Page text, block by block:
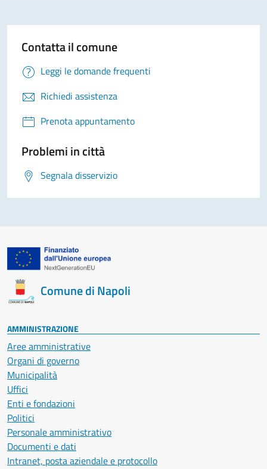
Contatta il comune
Leggi le domande frequenti
Richiedi assistenza
Prenota appuntamento
Problemi in città
Segnala disservizio
Comune di Napoli
AMMINISTRAZIONE
Aree amministrative
Organi di governo
Municipalità
Uffici
Enti e fondazioni
Politici
Personale amministrativo
Documenti e dati
Intranet, posta aziendale e protocollo